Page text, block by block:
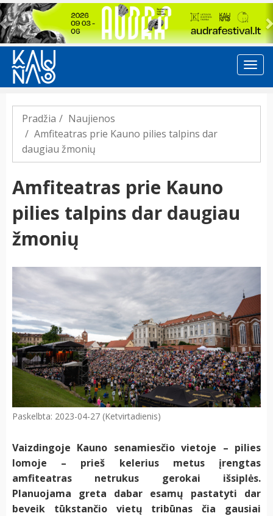
Previous
Pradžia
Naujienos
Amfiteatras prie Kauno pilies talpins dar
daugiau žmonių
Amfiteatras prie Kauno
pilies talpins dar daugiau
žmonių
Paskelbta: 2023-04-27 (Ketvirtadienis)
Vaizdingoje Kauno senamiesčio vietoje – pilies
lomoje – prieš kelerius metus įrengtas
amfiteatras netrukus gerokai išsiplės.
Planuojama greta dabar esamų pastatyti dar
beveik tūkstančio vietų tribūnas čia gausiai